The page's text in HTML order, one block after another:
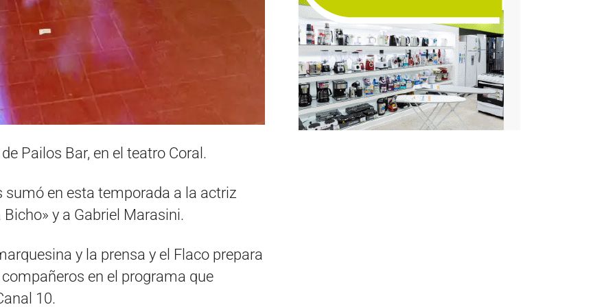
Pailos Bar, en el teatro Coral.
en esta temporada a la actriz
y a Gabriel Marasini.
y la prensa y el Flaco prepara
en el programa que
10.